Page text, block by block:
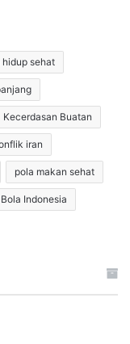
hidup sehat
Kecerdasan Buatan
iran
pola makan sehat
Indonesia